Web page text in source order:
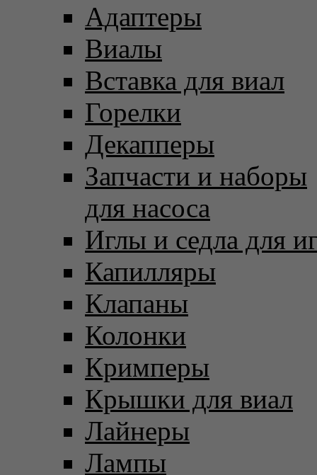
Адаптеры
Виалы
Вставка для виал
Горелки
Декапперы
Запчасти и наборы
для насоса
Иглы и седла для
Капилляры
Клапаны
Колонки
Кримперы
Крышки для виал
Лайнеры
Лампы